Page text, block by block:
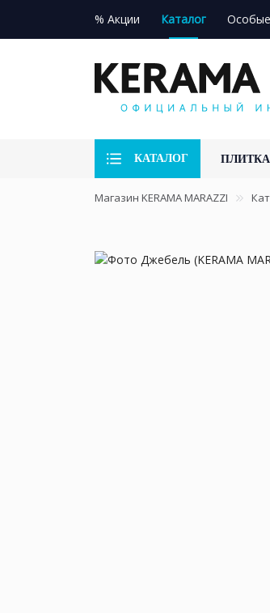
% Акции Каталог
КАТАЛОГ
Магазин KERAMA MARAZZI